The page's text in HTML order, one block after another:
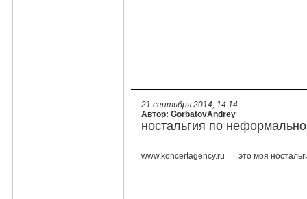
21 сентября 2014, 14:14
Автор: GorbatovAndrey
ностальгия по
www.koncertagency.ru == это моя